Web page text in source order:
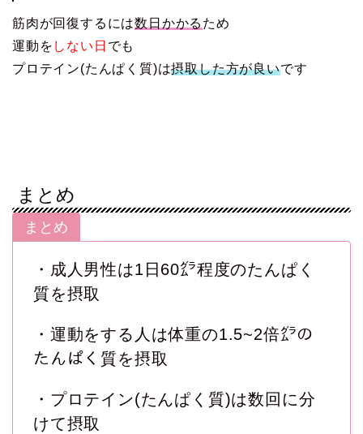
筋肉が回復するには数日かかる ため
運動を しない日 でも
プロテイン(たんぱく質)は摂取した方が良いです
まとめ
まとめ
・成人男性は1日60㌘程度のたんぱく
質を摂取
・運動をする人は体重の1.5~2倍㌘の
たんぱく質を摂取
・プロテイン(たんぱく質)は数回に分
けて摂取